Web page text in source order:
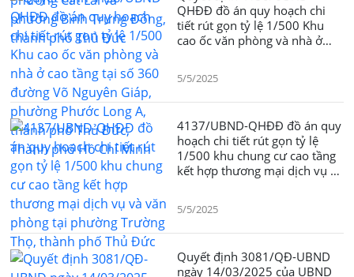
QHÐÐ đồ án quy hoạch chi
tiết rút gọn tỷ lệ 1/500 Khu
cao ốc văn phòng và nhà ở
Long A, thành phố Thủ Đức,
Thành phố Hồ Chí Minh
5/5/2025
4137/UBND-QHÐÐ đồ án quy
hoạch chi tiết rút gọn tỷ lệ
1/500 khu chung cư cao tầng
kết hợp thương mại dịch vụ và
5/5/2025
Quyết định 3081/QĐ-UBND
ngày 14/03/2025 của UBND